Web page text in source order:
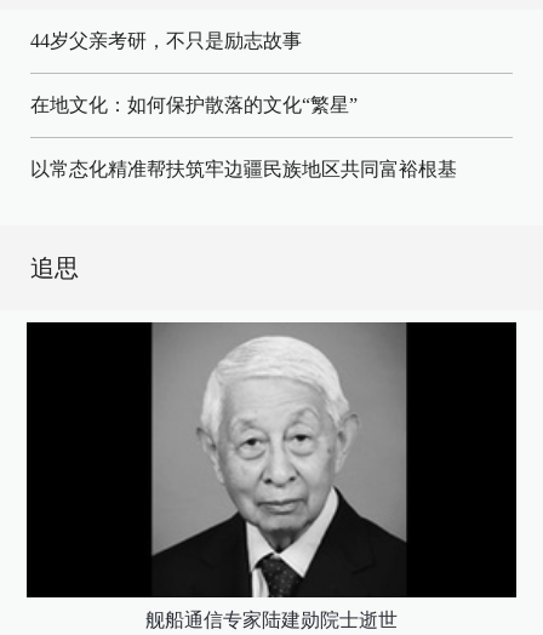
44岁父亲考研，不只是励志故事
在地文化：如何保护散落的文化“繁星”
以常态化精准帮扶筑牢边疆民族地区共同富裕根基
追思
舰船通信专家陆建勋院士逝世